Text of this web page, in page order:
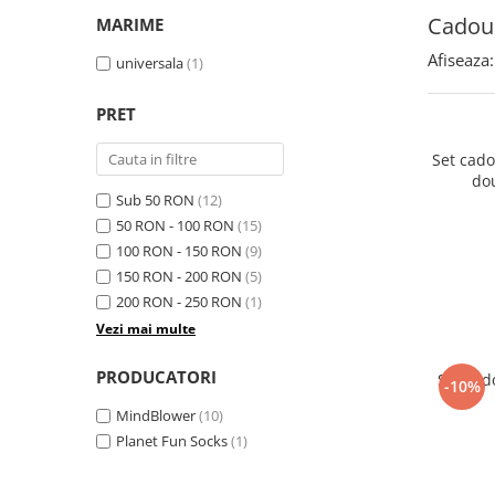
Cadouri Fete
Cadouri Haioase
Cadouri de Casa Noua
Cadouri Majorat
Cadouri pentru Nasi
Cadouri pentru Bunici
Cadouri pentru Prieteni
Cadouri pentru Sefi
Cel ce are tot
Cani si Termosuri
Jocuri si Puzzle
Seturi de caligrafie
Cadouri Sfantul Alexandru
Cadouri Sfanta Ana
Cadouri Constantin si Elena
Cadouri Sfanta Maria
Cadouri Sfintii Mihail si Gavriil
MARIME
universala(1)
PRET
Sub 50 RON (12)
50 RON - 100 RON (15)
100 RON - 150 RON (9)
150 RON - 200 RON (5)
200 RON - 250 RON (1)
Vezi mai multe
PRODUCATORI
MindBlower(10)
Planet Fun Socks(1)
Afiseaza:
Set
-10%
Set